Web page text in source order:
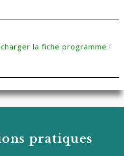
la fiche programme !
pratiques